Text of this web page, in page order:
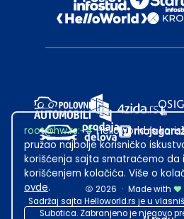
2026 · Made with
Sadržaj sajta Helloworld.rs je u
Subotica. Zabranjeno je njegovo
root@hw.rs:~#Helloworld.rs
pružao najbolje korisničko
korišćenja sajta smatraćemo da
korišćenjem kolačića. Više o
ovde.